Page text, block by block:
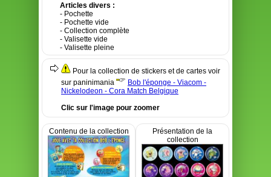
Articles divers :
- Pochette
- Pochette vide
- Collection complète
- Valisette vide
- Valisette pleine
Pour la collection de stickers et de cartes voir
sur paninimania
Bob l'éponge - Viacom -
Nickelodeon - Cora Match Belgique
Clic sur l'image pour zoomer
Contenu de la collection
Présentation de la
collection